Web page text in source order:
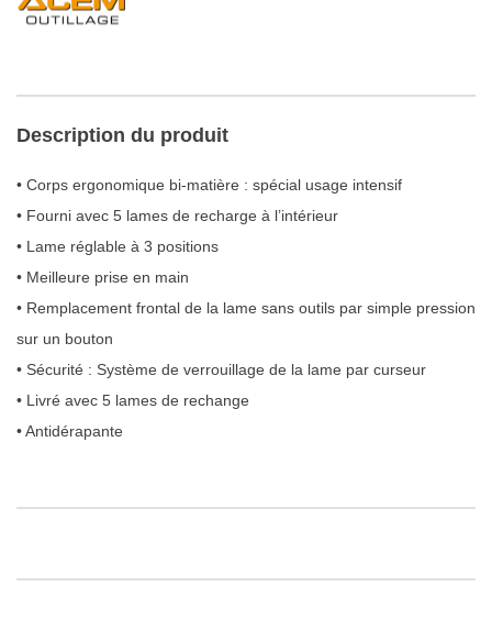
Description du produit
• Corps ergonomique bi-matière : spécial usage intensif
• Fourni avec 5 lames de recharge à l’intérieur
• Lame réglable à 3 positions
• Meilleure prise en main
• Remplacement frontal de la lame sans outils par simple pression
sur un bouton
• Sécurité : Système de verrouillage de la lame par curseur
• Livré avec 5 lames de rechange
• Antidérapante